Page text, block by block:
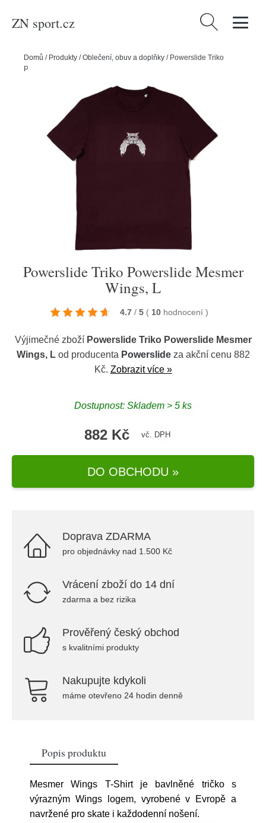
ZN sport.cz Vyhledávání
Domů / Produkty /Oblečení, obuv a doplňky / Powerslide Triko
Powerslide Mesmer Wings, L
Powerslide Triko Powerslide Mesmer
Wings, L
4.7 / 5 ( 10 hodnocení )
Výjimečné zboží Powerslide Triko Powerslide Mesmer
Wings, Lod producenta Powerslideza akční cenu 882
Kč. Zobrazit více »
Dostupnost: Skladem > 5 ks
882 Kč vč. DPH
DO OBCHODU »
Doprava ZDARMA
pro objednávky nad 1.500 Kč
Vrácení zboží do 14 dní
zdarma a bez rizika
Prověřený český obchod
s kvalitními produkty
Nakupujte kdykoli
máme otevřeno 24 hodin denně
Popis produktu
Mesmer Wings T-Shirt je bavlněné tričko s
výrazným Wings logem, vyrobené v Evropě a
navržené pro skate i každodenní nošení.